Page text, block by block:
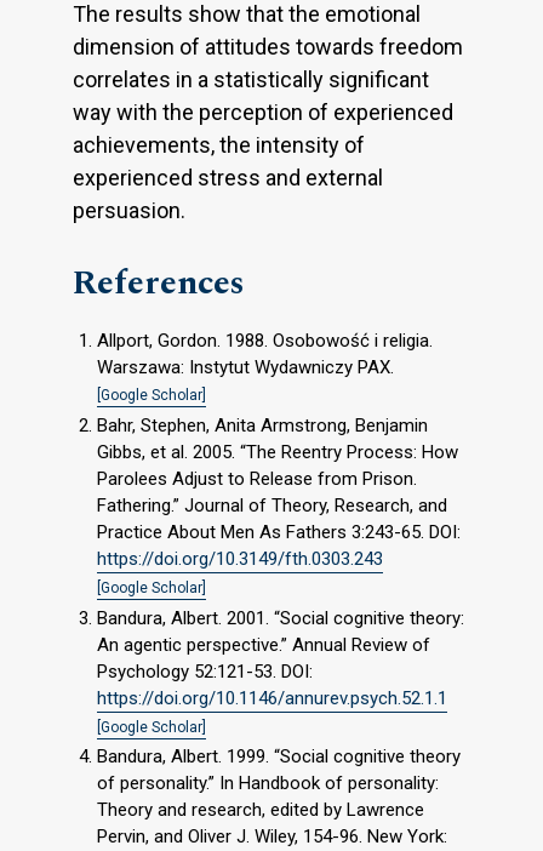
The results show that the emotional
dimension of attitudes towards freedom
correlates in a statistically significant
way with the perception of experienced
achievements, the intensity of
experienced stress and external
persuasion.
References
Allport, Gordon. 1988. Osobowość i religia.
Warszawa: Instytut Wydawniczy PAX.
[Google Scholar]
Bahr, Stephen, Anita Armstrong, Benjamin
Gibbs, et al. 2005. “The Reentry Process: How
Parolees Adjust to Release from Prison.
Fathering.” Journal of Theory, Research, and
Practice About Men As Fathers 3:243-65. DOI:
https://doi.org/10.3149/fth.0303.243
[Google Scholar]
Bandura, Albert. 2001. “Social cognitive theory:
An agentic perspective.” Annual Review of
Psychology 52:121-53. DOI:
https://doi.org/10.1146/annurev.psych.52.1.1
[Google Scholar]
Bandura, Albert. 1999. “Social cognitive theory
of personality.” In Handbook of personality:
Theory and research, edited by Lawrence
Pervin, and Oliver J. Wiley, 154-96. New York: